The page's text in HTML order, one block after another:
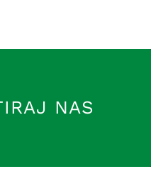
NAS